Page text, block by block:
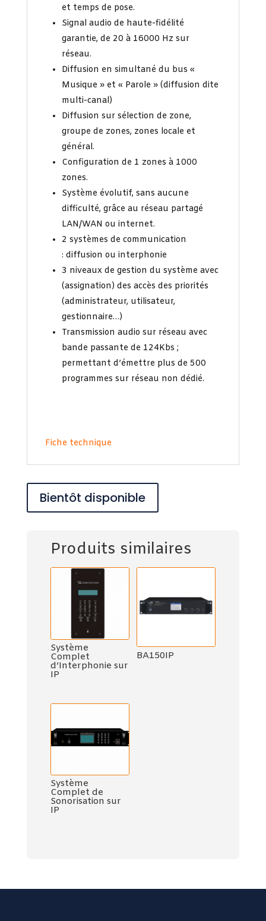
et temps de pose.
Signal audio de haute-fidélité
garantie, de 20 à 16000 Hz sur
réseau.
Diffusion en simultané du bus «
Musique » et « Parole » (diffusion dite
multi-canal)
Diffusion sur sélection de zone,
groupe de zones, zones locale et
général.
Configuration de 1 zones à 1000
zones.
Système évolutif, sans aucune
difficulté, grâce au réseau partagé
LAN/WAN ou internet.
2 systèmes de communication
: diffusion ou interphonie
3 niveaux de gestion du système avec
(assignation) des accès des priorités
(administrateur, utilisateur,
gestionnaire…)
Transmission audio sur réseau avec
bande passante de 124Kbs ;
permettant d’émettre plus de 500
programmes sur réseau non dédié.
Fiche technique
Bientôt disponible
Produits similaires
Système
Complet
d’Interphonie sur
IP
BA150IP
Système
Complet de
Sonorisation sur
IP